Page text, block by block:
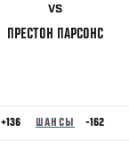
VS
ПРЕСТОН ПАРСОНС
+136 ШАНСЫ -162